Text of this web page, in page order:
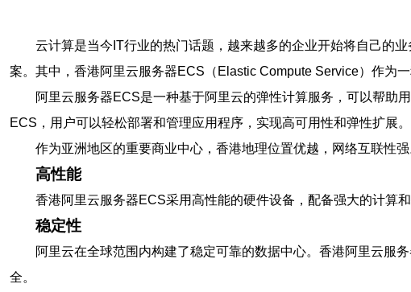
云计算是当今IT行业的热门话题，越来越多的企业开始将自己的
案。其中，香港阿里云服务器ECS（Elastic Compute Service）作为
阿里云服务器ECS是一种基于阿里云的弹性计算服务，可以帮助
ECS，用户可以轻松部署和管理应用程序，实现高可用性和弹性扩展。
作为亚洲地区的重要商业中心，香港地理位置优越，网络互联性
高性能
香港阿里云服务器ECS采用高性能的硬件设备，配备强大的计算
稳定性
阿里云在全球范围内构建了稳定可靠的数据中心。香港阿里云服
全。